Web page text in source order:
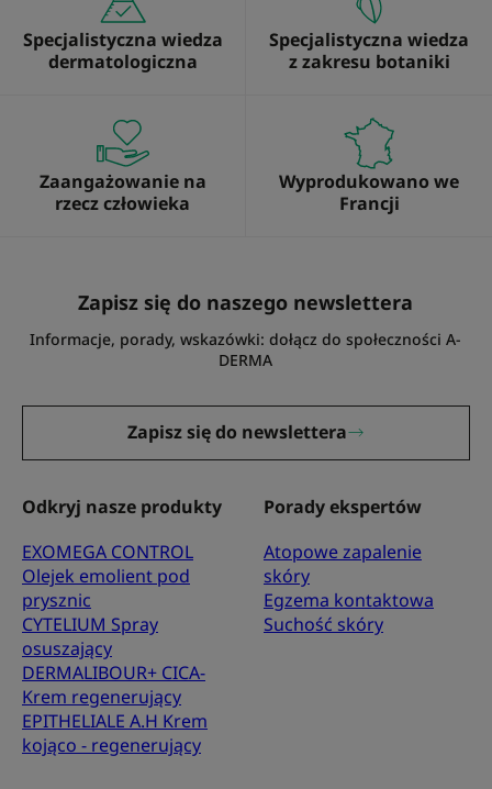
Specjalistyczna wiedza
dermatologiczna
Specjalistyczna wiedza
z zakresu botaniki
Zaangażowanie na
rzecz człowieka
Wyprodukowano we
Francji
Zapisz się do naszego newslettera
Informacje, porady, wskazówki: dołącz do społeczności A-
DERMA
Zapisz się do newslettera
Odkryj nasze produkty
EXOMEGA CONTROL
Olejek emolient pod
prysznic
CYTELIUM Spray
osuszający
DERMALIBOUR+ CICA-
Krem regenerujący
EPITHELIALE A.H Krem
kojąco - regenerujący
Porady ekspertów
Atopowe zapalenie
skóry
Egzema kontaktowa
Suchość skóry